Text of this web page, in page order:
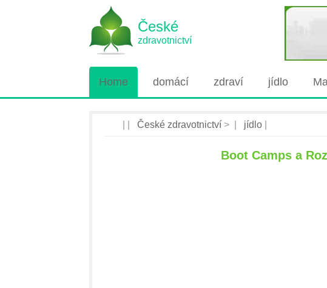
České
zdravotnictví
Home domácí zdraví jídlo
České zdravotnictví > | jídlo
Boot Camps a